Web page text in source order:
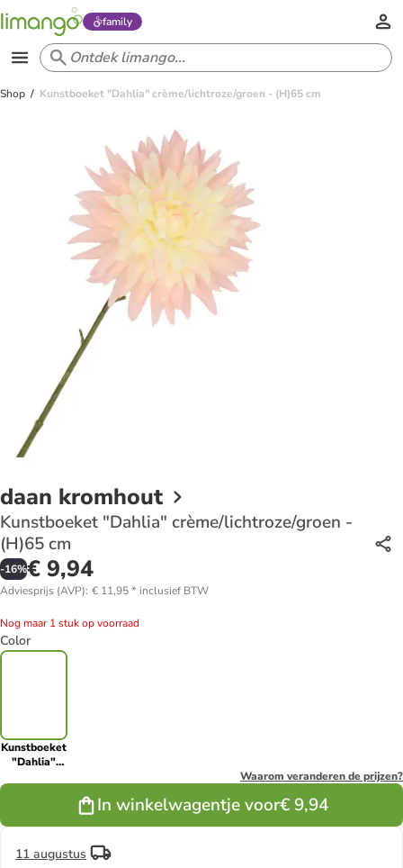
family
Shop Kunstboeket "Dahlia" crème/lichtroze/groen - (H)65 cm
daan kromhout
Kunstboeket "Dahlia" crème/lichtroze/groen -
(H)65 cm
-16%€ 9,94
Adviesprijs (AVP): € 11,95* inclusief BTW
Nog maar 1 stuk op voorraad
Color
Kunstboeket
"Dahlia"
Waarom veranderen de prijzen?
In winkelwagentje voor€ 9,94
11 augustus